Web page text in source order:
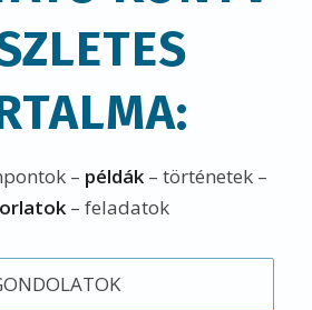
– példák– történetek –
– feladatok